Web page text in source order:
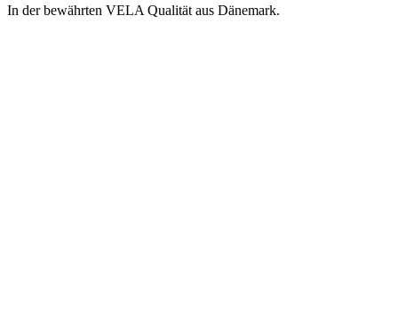
In der bewährten VELA Qualität aus Dänemark.